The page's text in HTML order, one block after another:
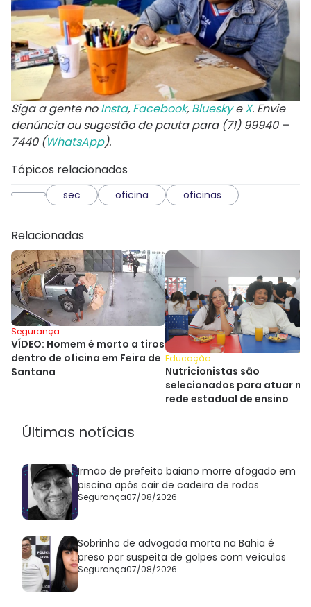
Siga a gente noInsta, Facebook, BlueskyeX. Envie
denúncia ou sugestão de pauta para (71) 99940 –
7440 (WhatsApp).
Tópicos relacionados
sec oficina oficinas
Relacionadas
Segurança
VÍDEO: Homem é morto a tiros
dentro de oficina em Feira de
Santana
Educação
Nutricionistas são
selecionados para atuar na
rede estadual de ensino
Últimas notícias
Irmão de prefeito baiano morre afogado em
piscina após cair de cadeira de rodas
Segurança07/08/2026
Sobrinho de advogada morta na Bahia é
preso por suspeita de golpes com veículos
Segurança07/08/2026